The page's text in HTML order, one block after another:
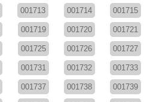
001713 001714 001715
001719 001720 001721
001725 001726 001727
001731 001732 001733
001737 001738 001739